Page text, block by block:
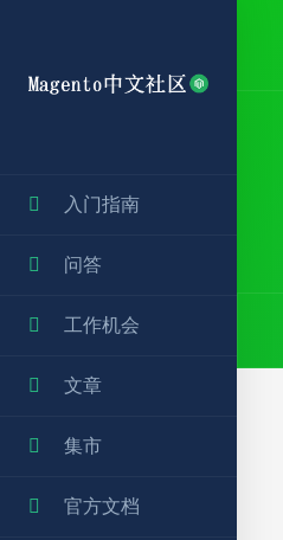
入门指南
问答
工作机会
文章
集市
官方文档